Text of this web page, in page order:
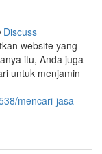
Discuss
website yang
itu, Anda juga
untuk menjamin
mencari-jasa-